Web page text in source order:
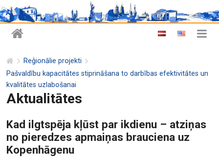
Reģionālie projekti
Pašvaldību kapacitātes stiprināšana to darbības efektivitātes un
kvalitātes uzlabošanai
Aktualitātes
Kad ilgtspēja kļūst par ikdienu – atziņas
no pieredzes apmaiņas brauciena uz
Kopenhāgenu